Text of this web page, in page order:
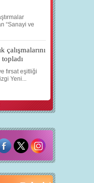
“Sanayi ve
çalışmalarını
topladı
fırsat eşitliği
Yeni...